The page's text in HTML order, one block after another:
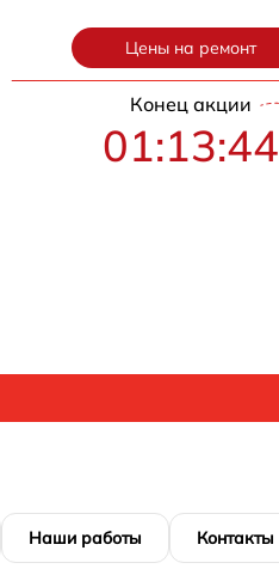
Цены на ремонт
Конец акции
01:13:43
Наши работы Контакты